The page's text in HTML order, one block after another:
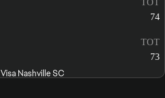
74
TOT
73
Visa Nashville SC